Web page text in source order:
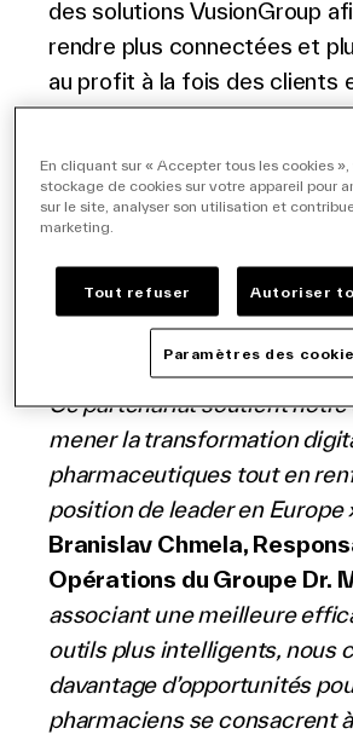
des solutions VusionGroup
rendre plus connectées et
au profit à la fois des clients
collaborateurs.
« Les solutions innovantes de
VusionGroup nous aident à
moderniser le
pharmacies, qu’il s’agisse
quotidiennes ou de notre
d’interagir avec les clients et
Ce partenariat soutient
mener la transformation
pharmaceutiques tout en
position de leader en Europe
Branislav Chmela,
Opérations du Groupe Dr.
associant une meilleure
outils plus intelligents, nous
davantage d’opportunités
pharmaciens se consacrent
En cliquant sur « Accepter tous les cookies
stockage de cookies sur votre appareil pour
sur le site, analyser son utilisation et
marketing.
Tout refuser Autoriser
Paramètres des